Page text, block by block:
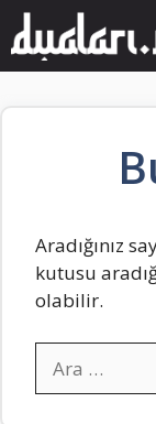
İçeriğe
atla
Aradığınız
kutusu
olabilir.
ara